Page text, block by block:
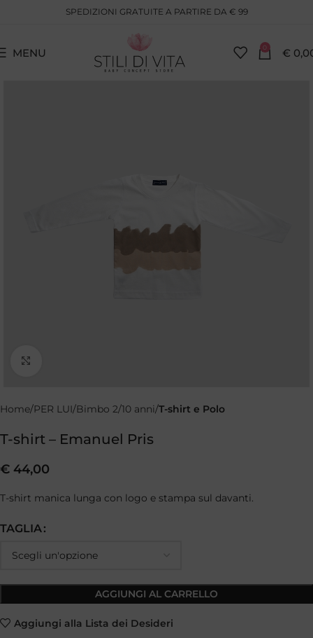
SPEDIZIONI GRATUITE A PARTIRE DA € 99
MENU 0 €
Home PER LUI Bimbo 2/10 anni T-shirt e Polo
T-shirt – Emanuel Pris
€ 44,00
T-shirt manica lunga con logo e stampa sul davanti.
TAGLIA
AGGIUNGI AL CARRELLO
Aggiungi alla Lista dei Desideri